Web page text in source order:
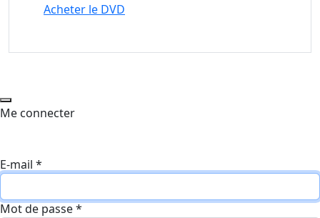
Acheter le DVD
Me connecter
E-mail *
Mot de passe*